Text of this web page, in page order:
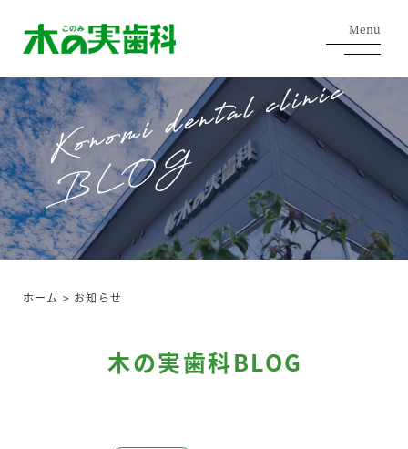
Menu
ホーム > お知らせ
木の実歯科BLOG